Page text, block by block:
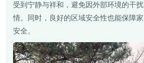
受到宁静与祥和，避免因外部环境的干
情。同时，良好的区域安全性也能保障
安全。